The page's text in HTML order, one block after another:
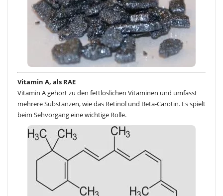
Vitamin A, als RAE
Vitamin A gehört zu den fettlöslichen Vitaminen und umfasst
mehrere Substanzen, wie das Retinol und Beta-Carotin. Es spielt
beim Sehvorgang eine wichtige Rolle.